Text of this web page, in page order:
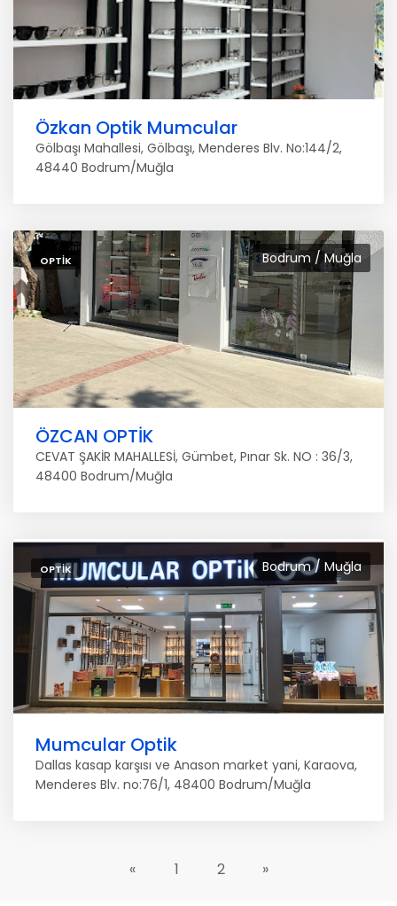
Özkan Optik Mumcular
Gölbaşı Mahallesi, Gölbaşı, Menderes Blv. No:144/2,
48440 Bodrum/Muğla
Bodrum / Muğla
OPTIK
ÖZCAN OPTİK
CEVAT ŞAKİR MAHALLESİ, Gümbet, Pınar Sk. NO : 36/3,
48400 Bodrum/Muğla
Bodrum / Muğla
OPTIK
Mumcular Optik
Dallas kasap karşısı ve Anason market yani, Karaova,
Menderes Blv. no:76/1, 48400 Bodrum/Muğla
« 1 2 »